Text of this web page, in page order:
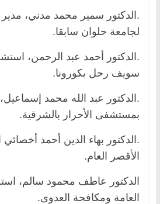
.الدكتور سمير محمد مدني، مدير
لجامعة حلوان سابقا.
.الدكتور أحمد عبد الرحمن،
سويف رحل بكورونا.
.الدكتور عبد الله محمد
بمستشفى الأحرار بالشرقية.
.الدكتور بهاء الدين أحمد
الأقصر العام.
الدكتور عاطف محمود سالم،
العامة ومكافحة العدوى.